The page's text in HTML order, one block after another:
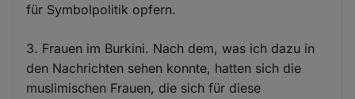
für Symbolpolitik opfern.
3. Frauen im Burkini. Nach dem, was ich dazu in
den Nachrichten sehen konnte, hatten sich die
muslimischen Frauen, die sich für diese